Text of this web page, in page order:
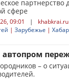
партнерство
сфере
09:01 |
khabkrai.ru
| Зарубежье |
– о